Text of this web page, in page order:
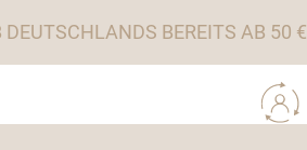
BEREITS AB 50 €